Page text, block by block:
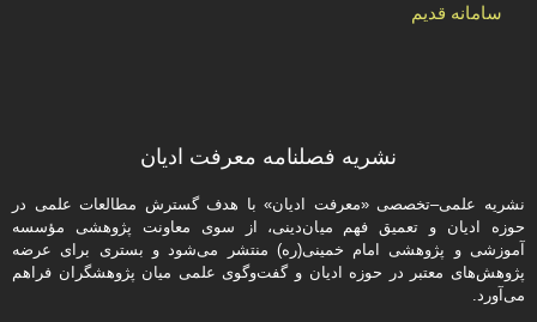
سامانه قدیم
نشریه فصلنامه معرفت ادیان
نشریه علمی–تخصصی «معرفت ادیان» با هدف گسترش مطالعات علمی در
حوزه ادیان و تعمیق فهم میان‌دینی، از سوی معاونت پژوهشی مؤسسه
آموزشی و پژوهشی امام خمینی(ره) منتشر می‌شود و بستری برای عرضه
پژوهش‌های معتبر در حوزه ادیان و گفت‌وگوی علمی میان پژوهشگران فراهم
می‌آورد.